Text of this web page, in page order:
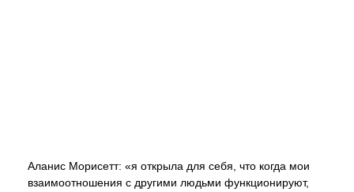
Аланис Морисетт: «я открыла для себя, что когда мои
взаимоотношения с другими людьми функционируют,